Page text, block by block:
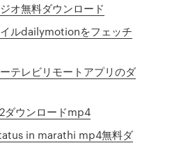
オ無料ダウンロード
ルdailymotionをフェッチ
テレビリモートアプリのダ
ダウンロードmp4
in marathi mp4無料ダ